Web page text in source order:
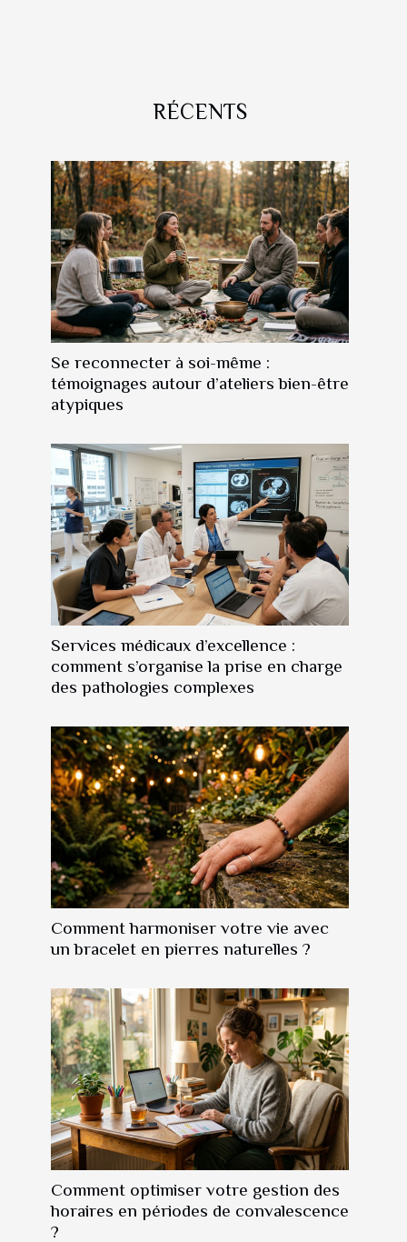
RÉCENTS
Se reconnecter à soi-même :
témoignages autour d’ateliers bien-être
atypiques
Services médicaux d’excellence :
comment s’organise la prise en charge
des pathologies complexes
Comment harmoniser votre vie avec
un bracelet en pierres naturelles ?
Comment optimiser votre gestion des
horaires en périodes de convalescence
?